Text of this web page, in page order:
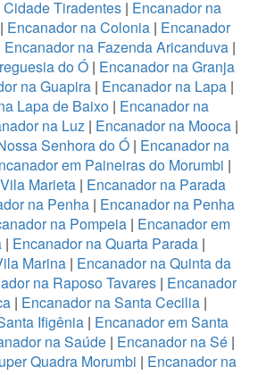
Tiradentes | Encanador na
| Encanador na Colonia | Encanador
Encanador na Fazenda Aricanduva|
do Ó| Encanador na Granja
na Guapira| Encanador na Lapa|
Lapa de Baixo | Encanador na
na Luz | Encanador na Mooca |
Senhora do Ó| Encanador na
em Paineiras do Morumbi |
Marieta| Encanador na Parada
na Penha | Encanador na Penha
na Pompeia| Encanador em
| Encanador na Quarta Parada |
Marina | Encanador na Quinta da
na Raposo Tavares | Encanador
| Encanador na Santa Cecilia|
Ifigênia | Encanador em Santa
na Saúde| Encanador na Sé|
Quadra Morumbi | Encanador na